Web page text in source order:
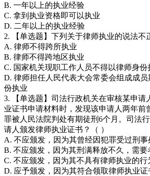
B. 一年以上的执业经验
C. 拿到执业资格即可以执业
D. 二年以上的执业经验
2. 【单选题】下列关于律师执业的说法不
A. 律师不得跨所执业
B. 律师不得跨地区执业
C. 国家机关现职工作人员不得以律师身份
D. 律师担任人民代表大会常委会组成成
份执业
3. 【单选题】司法行政机关在审核某申请
业证书申请材料时，发现该申请人两年前
罪被人民法院判处有期徒刑6个月。司法
请人颁发律师执业证书？（ ）
A. 不应颁发，因为其曾经因犯罪受过刑事
B. 不应颁发，因为其刑满释放不久，需要
C. 不应颁发，因为其不具有律师执业的行
D. 应予颁发，因为其符合领取律师执业